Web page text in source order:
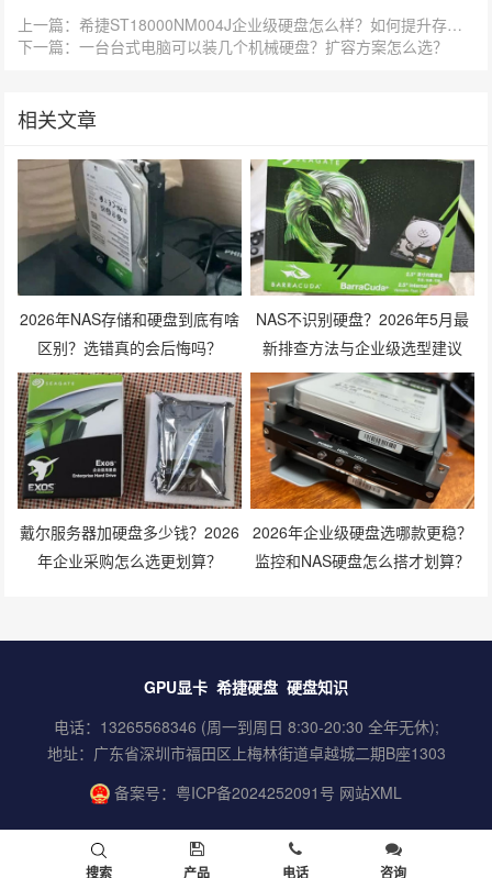
上一篇：希捷ST18000NM004J企业级硬盘怎么样？如何提升存储稳定性？
下一篇：一台台式电脑可以装几个机械硬盘？扩容方案怎么选？
相关文章
2026年NAS存储和硬盘到底有啥
区别？选错真的会后悔吗？
NAS不识别硬盘？2026年5月最
新排查方法与企业级选型建议
戴尔服务器加硬盘多少钱？2026
年企业采购怎么选更划算？
2026年企业级硬盘选哪款更稳？
监控和NAS硬盘怎么搭才划算？
GPU显卡 希捷硬盘 硬盘知识
电话：13265568346 (周一到周日 8:30-20:30 全年无休);
地址：广东省深圳市福田区上梅林街道卓越城二期B座1303
备案号： 粤ICP备2024252091号 网站XML
搜索 产品 电话 咨询